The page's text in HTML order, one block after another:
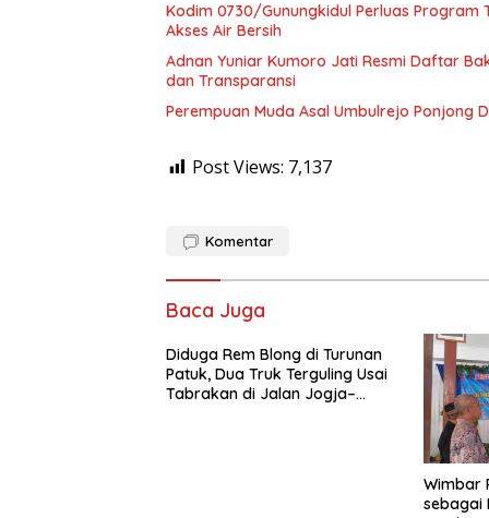
Kodim 0730/Gunungkidul Perluas Program
Akses Air Bersih
Adnan Yuniar Kumoro Jati Resmi Daftar
dan Transparansi
Perempuan Muda Asal Umbulrejo Ponjong
Post Views: 7,137
Komentar
Baca Juga
Diduga Rem Blong di Turunan
Patuk, Dua Truk Terguling Usai
Tabrakan di Jalan Jogja–
Wimbar
sebagai